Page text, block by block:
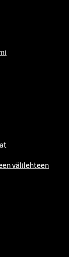
välilehteen